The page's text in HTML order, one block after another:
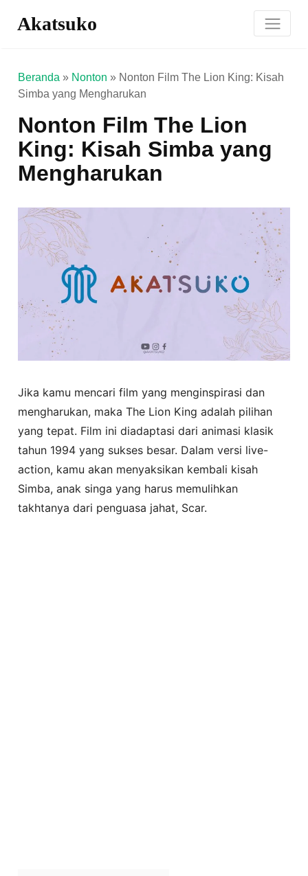
Akatsuko
Beranda » Nonton » Nonton Film The Lion King: Kisah
Simba yang Mengharukan
Nonton Film The Lion
King: Kisah Simba yang
Mengharukan
Jika kamu mencari film yang menginspirasi dan
mengharukan, maka The Lion King adalah pilihan
yang tepat. Film ini diadaptasi dari animasi klasik
tahun 1994 yang sukses besar. Dalam versi live-
action, kamu akan menyaksikan kembali kisah
Simba, anak singa yang harus memulihkan
takhtanya dari penguasa jahat, Scar.